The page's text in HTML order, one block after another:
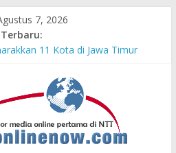
7, 2026
Terbaru:
11 Kota di Jawa Timur
Budaya Literasi
Performa Positif di ARRC
Kemampuan Pertahanan Udara
Modern